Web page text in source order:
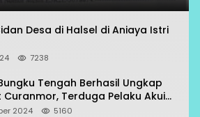
Desa di Halsel di Aniaya Istri
7238
Tengah Berhasil Ungkap
Curanmor, Terduga Pelaku Akui
7 Lokasi
2024 5160